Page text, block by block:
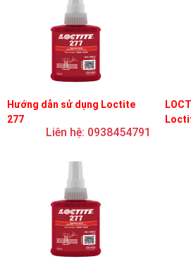
Hướng dẫn sử dụng Loctite
277
Liên hệ: 0938454791